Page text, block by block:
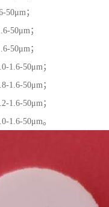
50μm；
50μm；
50μm；
1.6-50μm；
1.6-50μm；
1.6-50μm；
1.6-50μm。